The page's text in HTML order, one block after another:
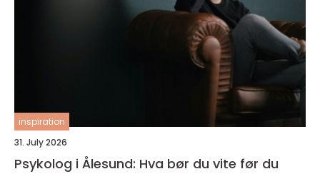
inspiration
31. July 2026
Psykolog i Ålesund: Hva bør du vite før du